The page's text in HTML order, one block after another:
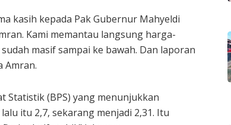
kasih kepada Pak Gubernur Mahyeldi
Kami memantau langsung harga-
masif sampai ke bawah. Dan laporan
Amran.
Statistik (BPS) yang menunjukkan
itu 2,7, sekarang menjadi 2,31. Itu